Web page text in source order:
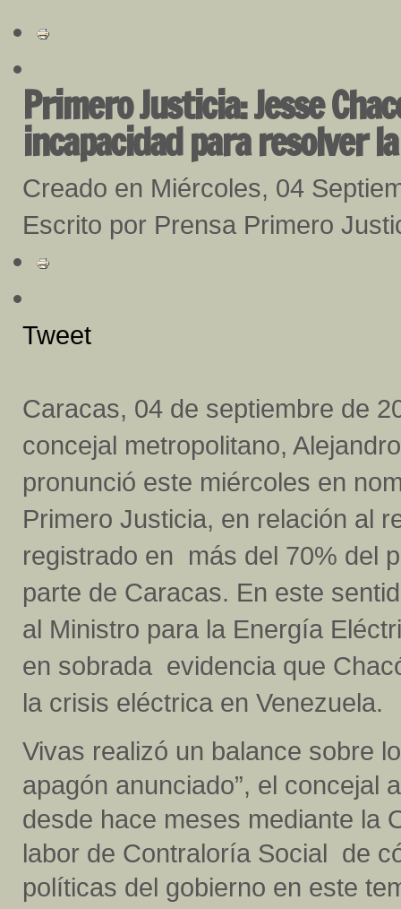
Primero Justicia: Jesse
incapacidad para resolver
Creado en Miércoles, 04
Escrito por Prensa Primero
Tweet
Caracas, 04 de septiembre de
concejal metropolitano,
pronunció este miércoles en
Primero Justicia, en relación al
registrado en más del 70% del
parte de Caracas. En este
al Ministro para la Energía
en sobrada evidencia que
la crisis eléctrica en Venezuela.
Vivas realizó un balance sobre
apagón anunciado”, el concejal
desde hace meses mediante la
labor de Contraloría Social de
políticas del gobierno en este